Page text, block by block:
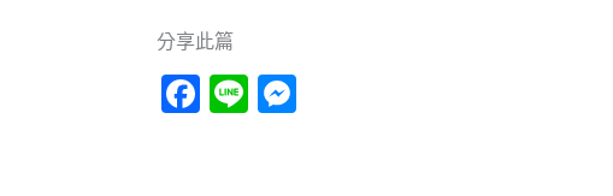
分享此篇
Facebook
Line